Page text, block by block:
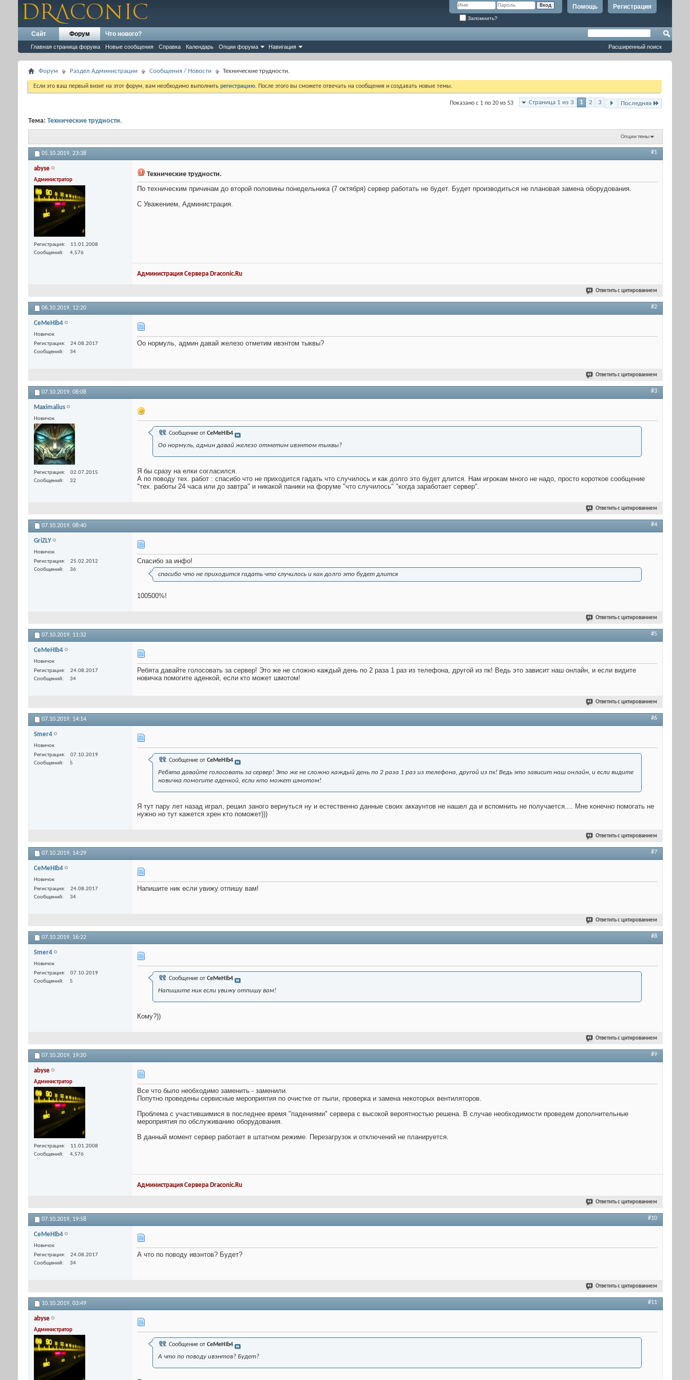
Регистрация
Помощь
Запомнить?
Сайт Форум
Главная страница форума Новые сообщения Справка Календарь Опции форума Навигация
Что нового?
Расширенный поиск
Форум Раздел Администрации Сообщения / Новости Технические трудности.
Если это ваш первый визит на этот форум, вам необходимо выполнить регистрацию. После этого вы сможете отвечать на сообщения и создавать новые темы.
Страница 1 из 3 1 2 3 Последняя
Показано с 1 по 20 из 53
Тема: Технические трудности.
Опции темы
05.10.2019, 23:38 #1
abyse
Администратор
Регистрация
11.01.2008
Сообщений
4,576
Технические трудности.
По техническим причинам до второй половины понедельника (7 октября) сервер работать не будет. Будет производиться не плановая замена оборудования.
С Уважением, Администрация.
Администрация Сервера Draconic.Ru
Ответить с цитированием
06.10.2019, 12:20 #2
CeMeHIb4
Новичок
Регистрация
24.08.2017
Сообщений
34
Оо нормуль, админ давай железо отметим ивэнтом тыквы?
Ответить с цитированием
07.10.2019, 08:08 #3
Maximalius
Новичок
Регистрация
02.07.2015
Сообщений
32
Сообщение от CeMeHIb4
Оо нормуль, админ давай железо отметим ивэнтом тыквы?
Я бы сразу на елки согласился.
А по поводу тех. работ : спасибо что не приходится гадать что случилось и как долго это будет длится. Нам игрокам много не надо, просто короткое сообщение
"тех. работы 24 часа или до завтра" и никакой паники на форуме "что случилось" "когда заработает сервер".
Ответить с цитированием
07.10.2019, 08:40 #4
GriZLY
Новичок
Регистрация
25.02.2012
Сообщений
36
Спасибо за инфо!
спасибо что не приходится гадать что случилось и как долго это будет длится
100500%!
Ответить с цитированием
07.10.2019, 11:32 #5
CeMeHIb4
Новичок
Регистрация
24.08.2017
Сообщений
34
Ребята давайте голосовать за сервер! Это же не сложно каждый день по 2 раза 1 раз из телефона, другой из пк! Ведь это зависит наш онлайн, и если видите
новичка помогите аденкой, если кто может шмотом!
Ответить с цитированием
07.10.2019, 14:14 #6
Smer4
Новичок
Регистрация
07.10.2019
Сообщений
5 Сообщение от CeMeHIb4
Ребята давайте голосовать за сервер! Это же не сложно каждый день по 2 раза 1 раз из телефона, другой из пк! Ведь это зависит наш онлайн, и если видите
новичка помогите аденкой, если кто может шмотом!
Я тут пару лет назад играл, решил заного вернуться ну и естественно данные своих аккаунтов не нашел да и вспомнить не получается.... Мне конечно помогать не
нужно но тут кажется хрен кто поможет)))
Ответить с цитированием
07.10.2019, 14:29 #7
CeMeHIb4
Новичок
Регистрация
24.08.2017
Сообщений
34
Напишите ник если увижу отпишу вам!
Ответить с цитированием
07.10.2019, 16:22 #8
Smer4
Новичок
Регистрация
07.10.2019
Сообщений
5 Сообщение от CeMeHIb4
Напишите ник если увижу отпишу вам!
Кому?))
Ответить с цитированием
07.10.2019, 19:20 #9
abyse
Администратор
Регистрация
11.01.2008
Сообщений
4,576
Все что было необходимо заменить - заменили.
Попутно проведены сервисные мероприятия по очистке от пыли, проверка и замена некоторых вентиляторов.
Проблема с участившимися в последнее время "падениями" сервера с высокой вероятностью решена. В случае необходимости проведем дополнительные
мероприятия по обслуживанию оборудования.
В данный момент сервер работает в штатном режиме. Перезагрузок и отключений не планируется.
Администрация Сервера Draconic.Ru
Ответить с цитированием
07.10.2019, 19:58 #10
CeMeHIb4
Новичок
Регистрация
24.08.2017
Сообщений
34
А что по поводу ивэнтов? Будет?
Ответить с цитированием
10.10.2019, 03:49 #11
abyse
Администратор
Сообщение от CeMeHIb4
А что по поводу ивэнтов? Будет?